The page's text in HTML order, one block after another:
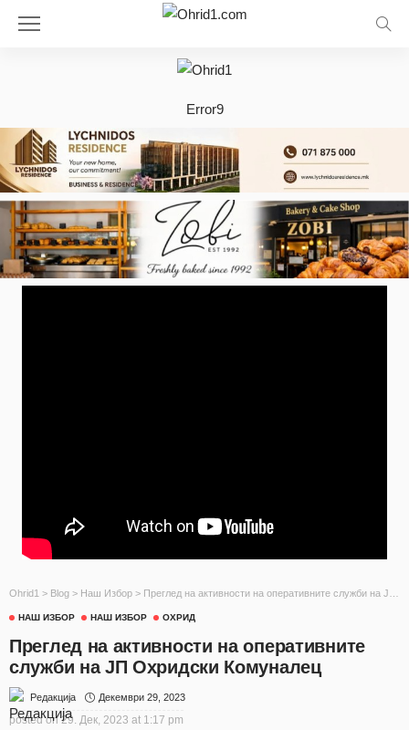
Error9
Ohrid1 > Blog > Наш Избор > Преглед на активности на оперативните служби на ЈП Охридски Комуналец
НАШ ИЗБОР НАШ ИЗБОР ОХРИД
Преглед на активности на оперативните
служби на ЈП Охридски Комуналец
Редакција Декември 29, 2023
posted on 29. Дек, 2023 at 1:17 pm